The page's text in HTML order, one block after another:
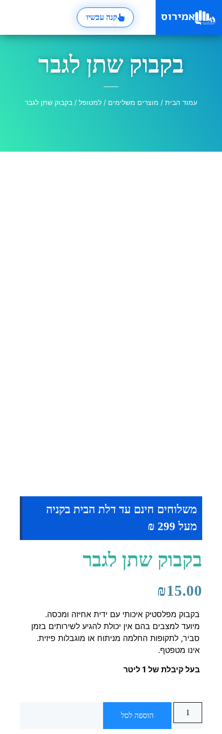
קנה עכשיו
בקבוק שתן לגבר
עמוד הבית / מוצרים משלימים / למטופל / בקבוק שתן לגבר
משלוחים חינם עד דלת הבית בקניה
מעל 299 ₪
בקבוק שתן לגבר
₪15.00
בקבוק מפלסטיק איכותי עם ידית אחיזה ומכסה.
מיועד למצבים בהם אין יכולת להגיע לשירותים בזמן
סביר, לתקופות החלמה מניתוח או מוגבלות פיזית.
אינו מטפטף.
בעל קיבלת של 1 ליטר
הוספה לסל